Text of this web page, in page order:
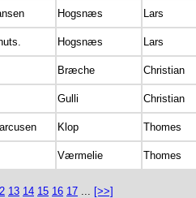
Hogsnæs
Lars
Hogsnæs
Lars
Bræche
Christian
Gulli
Christian
Klop
Thomes
Værmelie Thomes
13 14 15 16 17 ... [>>]